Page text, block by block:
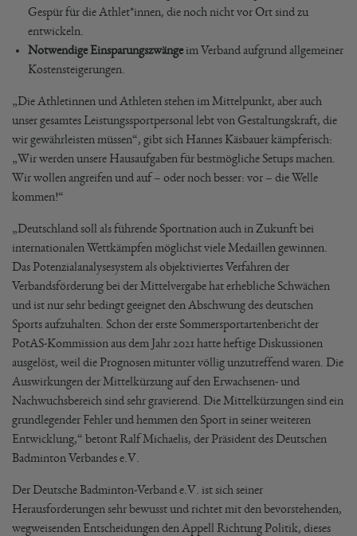
Gespür für die Athlet*innen, die noch nicht vor Ort sind zu
entwickeln.
Notwendige Einsparungszwängeim Verband aufgrund allgemeiner
Kostensteigerungen.
„Die Athletinnen und Athleten stehen im Mittelpunkt, aber auch
unser gesamtes Leistungssportpersonal lebt von Gestaltungskraft, die
wir gewährleisten müssen“, gibt sich Hannes Käsbauer kämpferisch:
„Wir werden unsere Hausaufgaben für bestmögliche Setups machen.
Wir wollen angreifen und auf – oder noch besser: vor – die Welle
kommen!“
„Deutschland soll als führende Sportnation auch in Zukunft bei
internationalen Wettkämpfen möglichst viele Medaillen gewinnen.
Das Potenzialanalysesystem als objektiviertes Verfahren der
Verbandsförderung bei der Mittelvergabe hat erhebliche Schwächen
und ist nur sehr bedingt geeignet den Abschwung des deutschen
Sports aufzuhalten. Schon der erste Sommersportartenbericht der
PotAS-Kommission aus dem Jahr 2021 hatte heftige Diskussionen
ausgelöst, weil die Prognosen mitunter völlig unzutreffend waren. Die
Auswirkungen der Mittelkürzung auf den Erwachsenen- und
Nachwuchsbereich sind sehr gravierend. Die Mittelkürzungen sind ein
grundlegender Fehler und hemmen den Sport in seiner weiteren
Entwicklung,“ betont Ralf Michaelis, der Präsident des Deutschen
Badminton Verbandes e.V.
Der Deutsche Badminton-Verband e.V. ist sich seiner
Herausforderungen sehr bewusst und richtet mit den bevorstehenden,
wegweisenden Entscheidungen den Appell Richtung Politik, dieses